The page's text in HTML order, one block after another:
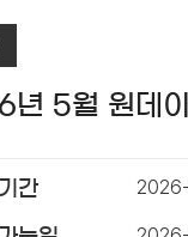
5월 원데
간